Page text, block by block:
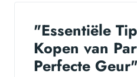
"Essentiële
Kopen van
Perfecte Geur"